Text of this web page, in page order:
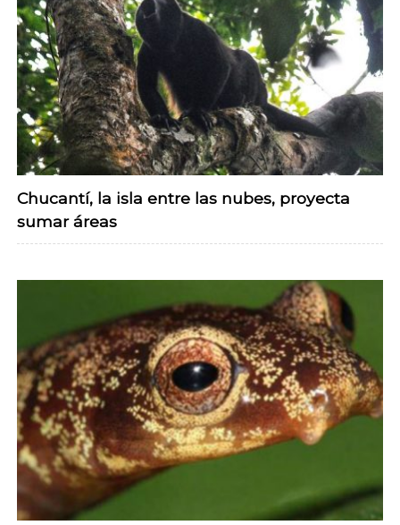
Chucantí, la isla entre las nubes, proyecta
sumar áreas